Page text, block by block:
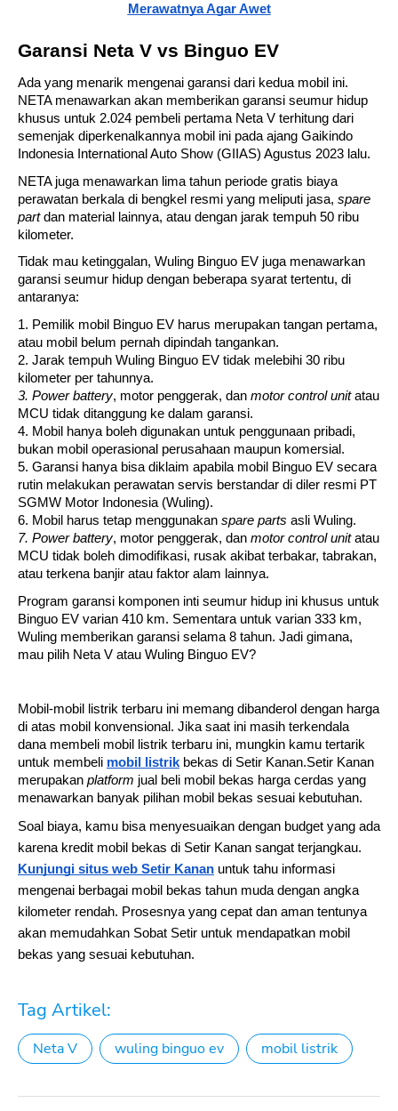
Merawatnya Agar Awet
Garansi Neta V vs Binguo EV
Ada yang menarik mengenai garansi dari kedua mobil ini.
NETA menawarkan akan memberikan garansi seumur hidup
khusus untuk 2.024 pembeli pertama Neta V terhitung dari
semenjak diperkenalkannya mobil ini pada ajang Gaikindo
Indonesia International Auto Show (GIIAS) Agustus 2023 lalu.
NETA juga menawarkan lima tahun periode gratis biaya
perawatan berkala di bengkel resmi yang meliputi jasa, spare
part dan material lainnya, atau dengan jarak tempuh 50 ribu
kilometer.
Tidak mau ketinggalan, Wuling Binguo EV juga menawarkan
garansi seumur hidup dengan beberapa syarat tertentu, di
antaranya:
1. Pemilik mobil Binguo EV harus merupakan tangan pertama,
atau mobil belum pernah dipindah tangankan.
2. Jarak tempuh Wuling Binguo EV tidak melebihi 30 ribu
kilometer per tahunnya.
3. Power battery, motor penggerak, dan motor control unit atau
MCU tidak ditanggung ke dalam garansi.
4. Mobil hanya boleh digunakan untuk penggunaan pribadi,
bukan mobil operasional perusahaan maupun komersial.
5. Garansi hanya bisa diklaim apabila mobil Binguo EV secara
rutin melakukan perawatan servis berstandar di diler resmi PT
SGMW Motor Indonesia (Wuling).
6. Mobil harus tetap menggunakan spare parts asli Wuling.
7. Power battery, motor penggerak, dan motor control unit atau
MCU tidak boleh dimodifikasi, rusak akibat terbakar, tabrakan,
atau terkena banjir atau faktor alam lainnya.
Program garansi komponen inti seumur hidup ini khusus untuk
Binguo EV varian 410 km. Sementara untuk varian 333 km,
Wuling memberikan garansi selama 8 tahun. Jadi gimana,
mau pilih Neta V atau Wuling Binguo EV?
Mobil-mobil listrik terbaru ini memang dibanderol dengan harga
di atas mobil konvensional. Jika saat ini masih terkendala
dana membeli mobil listrik terbaru ini, mungkin kamu tertarik
untuk membeli mobil listrik bekas di Setir Kanan.Setir Kanan
merupakan platform jual beli mobil bekas harga cerdas yang
menawarkan banyak pilihan mobil bekas sesuai kebutuhan.
Soal biaya, kamu bisa menyesuaikan dengan budget yang ada
karena kredit mobil bekas di Setir Kanan sangat terjangkau.
Kunjungi situs web Setir Kanan untuk tahu informasi
mengenai berbagai mobil bekas tahun muda dengan angka
kilometer rendah. Prosesnya yang cepat dan aman tentunya
akan memudahkan Sobat Setir untuk mendapatkan mobil
bekas yang sesuai kebutuhan.
Tag Artikel:
Neta V wuling binguo ev mobil listrik